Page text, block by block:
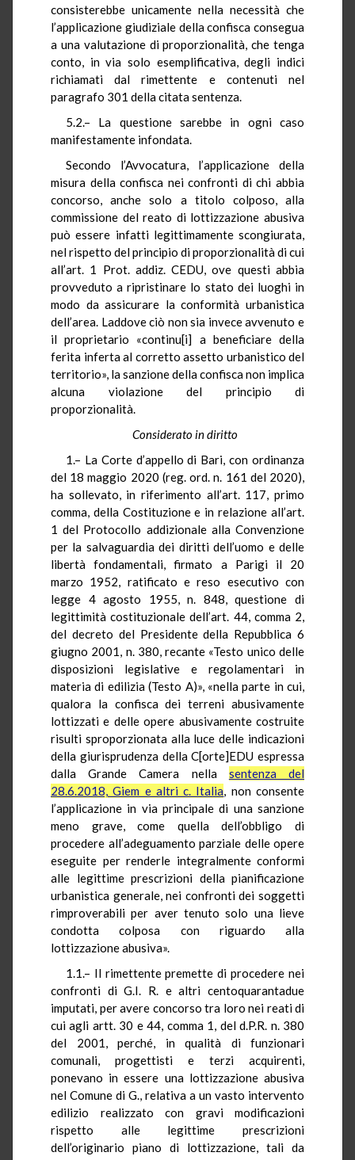
consisterebbe unicamente nella necessità che
l’applicazione giudiziale della confisca consegua
a una valutazione di proporzionalità, che tenga
conto, in via solo esemplificativa, degli indici
richiamati dal rimettente e contenuti nel
paragrafo 301 della citata sentenza.
5.2.– La questione sarebbe in ogni caso
manifestamente infondata.
Secondo l’Avvocatura, l’applicazione della
misura della confisca nei confronti di chi abbia
concorso, anche solo a titolo colposo, alla
commissione del reato di lottizzazione abusiva
può essere infatti legittimamente scongiurata,
nel rispetto del principio di proporzionalità di cui
all’art. 1 Prot. addiz. CEDU, ove questi abbia
provveduto a ripristinare lo stato dei luoghi in
modo da assicurare la conformità urbanistica
dell’area. Laddove ciò non sia invece avvenuto e
il proprietario «continu[i] a beneficiare della
ferita inferta al corretto assetto urbanistico del
territorio», la sanzione della confisca non implica
alcuna violazione del principio di
proporzionalità.
Considerato in diritto
1.– La Corte d’appello di Bari, con ordinanza
del 18 maggio 2020 (reg. ord. n. 161 del 2020),
ha sollevato, in riferimento all’art. 117, primo
comma, della Costituzione e in relazione all’art.
1 del Protocollo addizionale alla Convenzione
per la salvaguardia dei diritti dell’uomo e delle
libertà fondamentali, firmato a Parigi il 20
marzo 1952, ratificato e reso esecutivo con
legge 4 agosto 1955, n. 848, questione di
legittimità costituzionale dell’art. 44, comma 2,
del decreto del Presidente della Repubblica 6
giugno 2001, n. 380, recante «Testo unico delle
disposizioni legislative e regolamentari in
materia di edilizia (Testo A)», «nella parte in cui,
qualora la confisca dei terreni abusivamente
lottizzati e delle opere abusivamente costruite
risulti sproporzionata alla luce delle indicazioni
della giurisprudenza della C[orte]EDU espressa
dalla Grande Camera nella sentenza del
28.6.2018, Giem e altri c. Italia, non consente
l’applicazione in via principale di una sanzione
meno grave, come quella dell’obbligo di
procedere all’adeguamento parziale delle opere
eseguite per renderle integralmente conformi
alle legittime prescrizioni della pianificazione
urbanistica generale, nei confronti dei soggetti
rimproverabili per aver tenuto solo una lieve
condotta colposa con riguardo alla
lottizzazione abusiva».
1.1.– Il rimettente premette di procedere nei
confronti di G.I. R. e altri centoquarantadue
imputati, per avere concorso tra loro nei reati di
cui agli artt. 30 e 44, comma 1, del d.P.R. n. 380
del 2001, perché, in qualità di funzionari
comunali, progettisti e terzi acquirenti,
ponevano in essere una lottizzazione abusiva
nel Comune di G., relativa a un vasto intervento
edilizio realizzato con gravi modificazioni
rispetto alle legittime prescrizioni
dell’originario piano di lottizzazione, tali da